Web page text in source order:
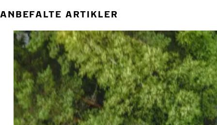
ANBEFALTE ARTIKLER